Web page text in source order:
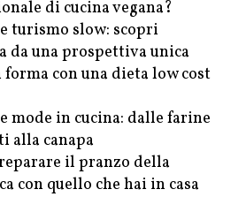
di cucina vegana?
turismo slow: scopri
da una prospettiva unica
forma con una dieta low cost
mode in cucina: dalle farine
alla canapa
il pranzo della
con quello che hai in casa